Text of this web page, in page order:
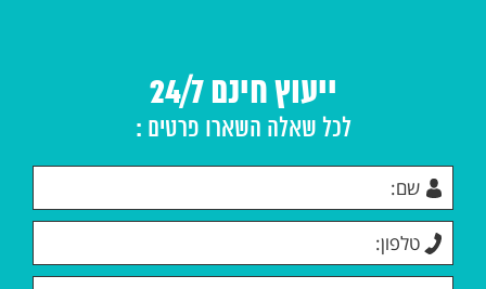
ייעוץ חינם 24/7
לכל שאלה השארו פרטים :